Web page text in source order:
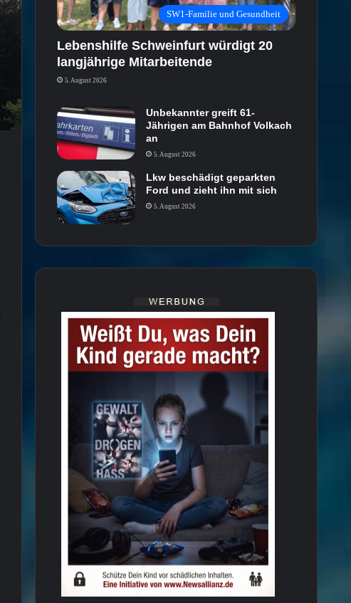
SW1-Familie und Gesundheit
Lebenshilfe Schweinfurt würdigt 20
langjährige Mitarbeitende
5. August 2026
Unbekannter greift 61-
Jährigen am Bahnhof Volkach
an
5. August 2026
Lkw beschädigt geparkten
Ford und zieht ihn mit sich
5. August 2026